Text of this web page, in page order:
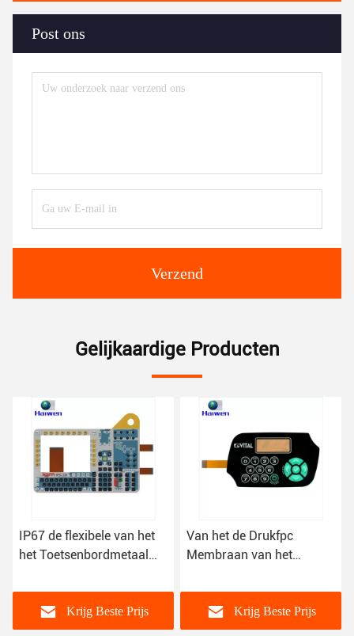
Post ons
Verzend
Gelijkaardige Producten
Van het de Drukfpc
Membraan van het
Schakelaartoetsenbord
met Polyesterkoepel
Krijg Beste Prijs
3m Zelfklevend van de de
Schakelaardrukknop van
Flexibel het
Membraantoetsenbord
Krijg Beste Prijs